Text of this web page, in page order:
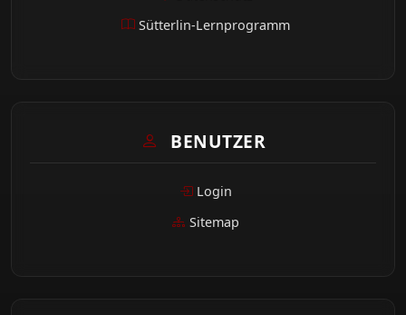
Sütterlin-Lernprogramm
BENUTZER
Login
Sitemap